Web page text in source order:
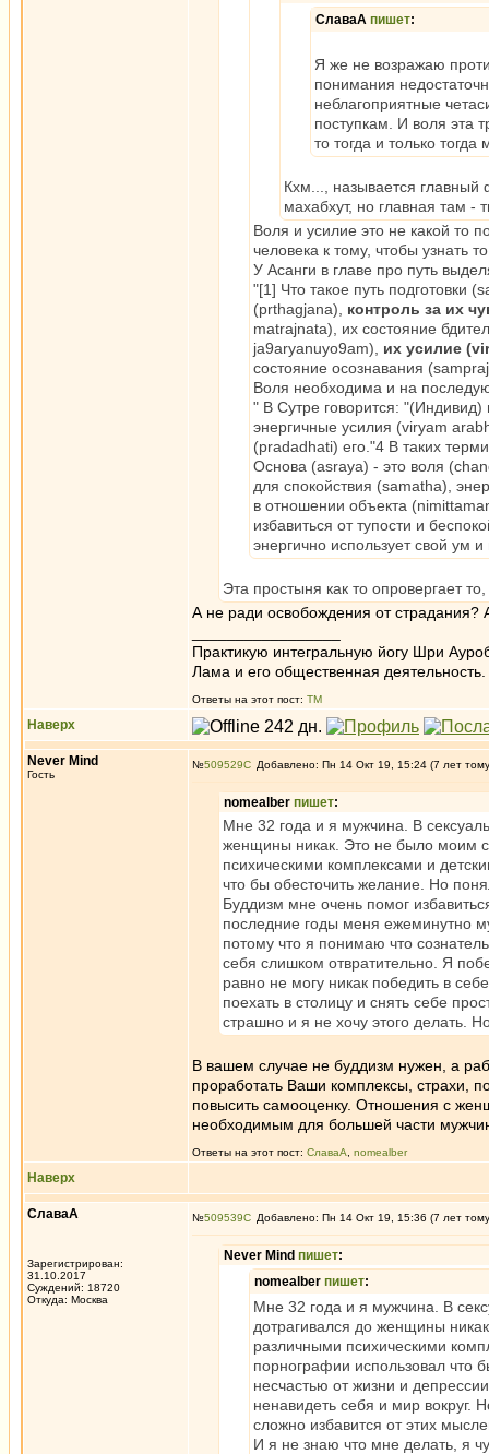
СлаваА пишет:
Я же не возражаю
понимания
неблагоприятные
поступкам. И воля эта
то тогда и только
Кхм..., называется главный
махабхут, но главная там -
Воля и усилие это не какой то
человека к тому, чтобы узнать
У Асанги в главе про путь
"[1] Что такое путь подготовки
(prthagjana), контроль за их
matrajnata), их состояние
ja9aryanuyo9am), их усилие
состояние осознавания
Воля необходима и на
" В Сутре говорится:
энергичные усилия (viryam
(pradadhati) его."4 В таких
Основа (asraya) - это воля
для спокойствия (samatha),
в отношении объекта
избавиться от тупости и
энергично использует свой ум
Эта простыня как то опровергает
А не ради освобождения от страдания?
Практикую интегральную йогу Шри
Лама и его общественная деятельность.
Ответы на этот пост: ТМ
Наверх
Never Mind
Гость
№509529 Добавлено: Пн 14 Окт 19, 15:24 (7 лет
nomealber пишет:
Мне 32 года и я мужчина. В
женщины никак. Это не было моим
психическими комплексами и
что бы обесточить желание. Но
Буддизм мне очень помог
последние годы меня ежеминутно
потому что я понимаю что
себя слишком отвратительно. Я
равно не могу никак победить в
поехать в столицу и снять себе
страшно и я не хочу этого делать.
В вашем случае не буддизм нужен, а
проработать Ваши комплексы, страхи,
повысить самооценку. Отношения с
необходимым для большей части
Ответы на этот пост: СлаваА nomealber
Наверх
СлаваА
Зарегистрирован:
31.10.2017
Суждений: 18720
Откуда: Москва
№509539 Добавлено: Пн 14 Окт 19, 15:36 (7 лет
Never Mind пишет:
nomealber пишет:
Мне 32 года и я мужчина. В
дотрагивался до женщины
различными психическими
порнографии использовал что
несчастью от жизни и
ненавидеть себя и мир
сложно избавится от этих
И я не знаю что мне делать, я